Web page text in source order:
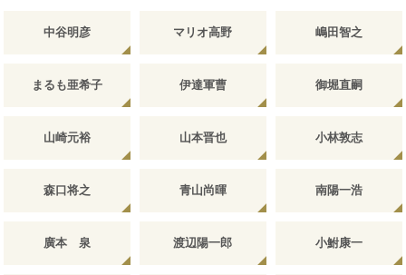
中谷明彦 マリオ高野 嶋田智之
まるも亜希子 伊達軍曹 御堀直嗣
山崎元裕 山本晋也 小林敦志
森口将之 青山尚暉 南陽一浩
廣本 泉 渡辺陽一郎 小鮒康一